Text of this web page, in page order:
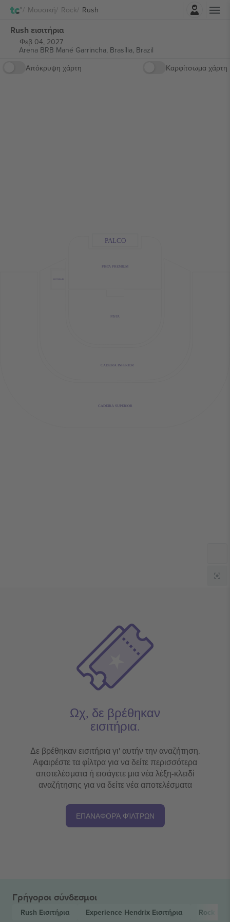
Μουσική Rock Rush
Rush εισιτήρια
Φεβ 04, 2027
Arena BRB Mané Garrincha, Brasília, Brazil
Απόκρυψη χάρτη
Καρφίτσωμα χάρτη
PISTA
PISTA PREMIUM
CADEIRA INFERIOR
CADEIRA SUPERIOR
HOT SEATS
PALCO
Ωχ, δε βρέθηκαν
εισιτήρια.
Δε βρέθηκαν εισιτήρια γι' αυτήν την αναζήτηση.
Αφαιρέστε τα φίλτρα για να δείτε περισσότερα
αποτελέσματα ή εισάγετε μια νέα λέξη-κλειδί
αναζήτησης για να δείτε νέα αποτελέσματα
ΕΠΑΝΑΦΟΡΆ ΦΊΛΤΡΩΝ
Γρήγοροι σύνδεσμοι
Rush Εισιτήρια Experience Hendrix Εισιτήρια Rock